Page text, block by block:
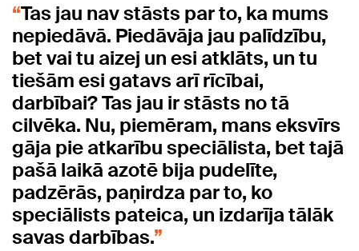
Tas jau nav stāsts par to, ka mums
nepiedāvā. Piedāvāja jau palīdzību,
bet vai tu aizej un esi atklāts, un tu
tiešām esi gatavs arī rīcībai,
darbībai? Tas jau ir stāsts no tā
cilvēka. Nu, piemēram, mans eksvīrs
gāja pie atkarību speciālista, bet tajā
pašā laikā azotē bija pudelīte,
padzērās, paņirdza par to, ko
speciālists pateica, un izdarīja tālāk
savas darbības.